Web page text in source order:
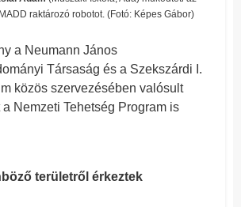
raktározó robotot. (Fotó: Képes Gábor)
a Neumann János
Társaság és a Szekszárdi I.
közös szervezésében valósult
a Nemzeti Tehetség Program is
területről érkeztek